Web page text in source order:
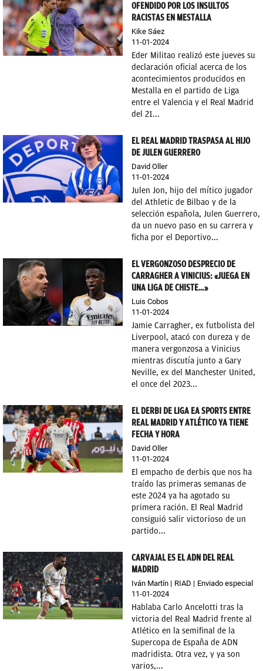
OFENDIDO POR LOS INSULTOS
RACISTAS EN MESTALLA
Kike Sáez
11-01-2024
Eder Militao realizó este jueves su
declaración oficial acerca de los
acontecimientos producidos en
Mestalla en el partido de Liga
entre el Valencia y el Real Madrid
del 21...
EL REAL MADRID TRASPASA AL HIJO
DE JULEN GUERRERO
David Oller
11-01-2024
Julen Jon, hijo del mítico jugador
del Athletic de Bilbao y de la
selección española, Julen Guerrero,
da un nuevo paso en su carrera y
ficha por el Deportivo...
EL VERGONZOSO DESPRECIO DE
CARRAGHER A VINICIUS: «JUEGA EN
UNA LIGA DE CHISTE…»
Luis Cobos
11-01-2024
Jamie Carragher, ex futbolista del
Liverpool, atacó con dureza y de
manera vergonzosa a Vinicius
mientras discutía junto a Gary
Neville, ex del Manchester United,
el once del 2023...
EL DERBI DE LIGA EA SPORTS ENTRE
REAL MADRID Y ATLÉTICO YA TIENE
FECHA Y HORA
David Oller
11-01-2024
El empacho de derbis que nos ha
traído las primeras semanas de
este 2024 ya ha agotado su
primera ración. El Real Madrid
consiguió salir victorioso de un
partido...
CARVAJAL ES EL ADN DEL REAL
MADRID
Iván Martín RIAD
Enviado especial
11-01-2024
Hablaba Carlo Ancelotti tras la
victoria del Real Madrid frente al
Atlético en la semifinal de la
Supercopa de España de ADN
madridista. Otra vez, y ya son
varios,...